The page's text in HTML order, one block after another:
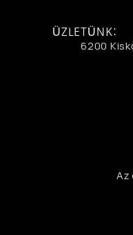
ÜZLETÜNK:
6200
Az